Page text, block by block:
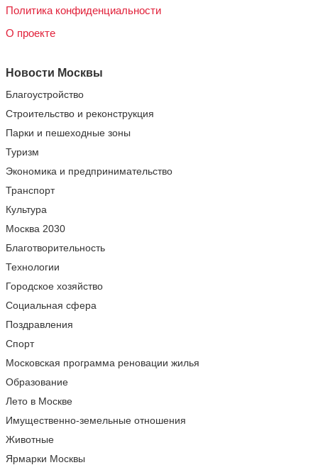
Политика конфиденциальности
О проекте
Новости Москвы
Благоустройство
Строительство и реконструкция
Парки и пешеходные зоны
Туризм
Экономика и предпринимательство
Транспорт
Культура
Москва 2030
Благотворительность
Технологии
Городское хозяйство
Социальная сфера
Поздравления
Спорт
Московская программа реновации жилья
Образование
Лето в Москве
Имущественно-земельные отношения
Животные
Ярмарки Москвы